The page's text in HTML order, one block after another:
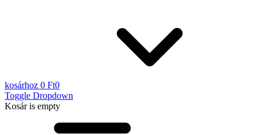
kosárhoz 0 Ft0
Toggle Dropdown
Kosáris empty